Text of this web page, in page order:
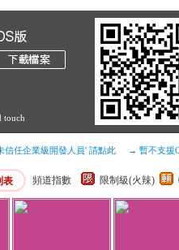
touch
信任企業級開發人員' 請點此 → 暫不支援
表 頻道指數 限制級(火辣)